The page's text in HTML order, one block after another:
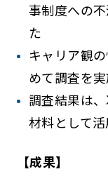
事制度への
た
キャリア観
めて調査を
調査結果は
材料として
【成果】